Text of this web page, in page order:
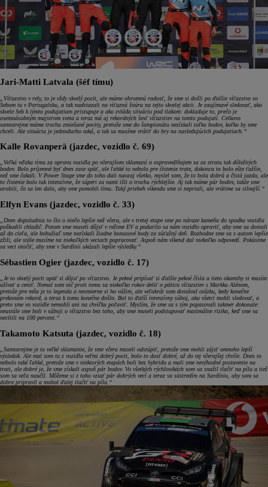
Jari-Matti Latvala (šéf tímu)
„Víťazstvo v rely, to je vždy skvelý pocit, ale máme ohromnú radosť, že sme si došli po ďalšie víťazstvo so
Sebom tu v Portugalsku, a tak nadviazali na víťaznú šnúru na tejto skvelej akcii. Je zaujímavé sledovať, ako
skvele Seb k týmto podujatiam pristupuje a ako zvláda situáciu pod tlakom: dokladuje to, prečo je
osemnásobným majstrom sveta a teraz má aj rekordných šesť víťazstiev na tomto podujatí. Celkovo
samozrejme máme trochu zmiešané pocity, pretože sme do šampionátu nezískali toľko bodov, koľko by sme
chceli. Ale situácia je jednoducho taká, a tak sa musíme vrátiť do hry na nasledujúcich podujatiach.“
Kalle Rovanperä (jazdec, vozidlo č. 69)
„Veľká vďaka tímu za opravu vozidla po včerajšom sklamaní a ospravedlňujem sa za stratu tak dôležitých
bodov. Bolo príjemné byť dnes zase späť, ale ľahké to nebolo pre čistenie trate, dokonca to bolo ešte ťažšie,
než sme čakali. V Power Stage sme do toho dali naozaj všetko, myslel som, že to bola dobrá a čistá jazda, ale
to čistenie bolo tak intenzívne, že súperi za nami išli o trochu rýchlejšie. Aj tak máme pár bodov, takže sme
urobili, čo sa len dalo, aby sme pomohli tímu. Taký priebeh víkendu sme si nepriali, ale vrátime sa silnejší.“
Elfyn Evans (jazdec, vozidlo č. 33)
„Dnes dopoludnia to šlo o niečo lepšie než včera, ale v tretej etape sme po náraze kameňa do spodku vozidla
poškodili chladič. Potom sme museli dôjsť v režime EV a podarilo sa nám vozidlo opraviť, aby sme sa dostali
až do cieľa, ale bohužiaľ sme nezískali žiadne bonusové body za súťažný deň. Rozhodne sme sa s autom lepšie
zžili, ale stále musíme na niekoľkých veciach popracovať. Aspoň nám víkend dal niekoľko odpovedí. Pokúsime
sa veci otočiť, aby sme v Sardínii ukázali lepšie výsledky.“
Sébastien Ogier (jazdec, vozidlo č. 17)
„Je to skvelý pocit opäť si dôjsť po víťazstvo. Je pekné pripísať si ďalšie pekné čísla a tieto okamihy si musím
užívať a ceniť. Nemal som nič proti tomu sa niekoľko rokov deliť o päticu víťazstiev s Markku Alénom,
pretože pre mňa je to legenda a nesmierne si ho vážim, ale veľakrát som dostával otázku, kedy konečne
prekonám rekord, a teraz k tomu konečne došlo. Bol to ďalší intenzívny súboj, ako všetci mohli sledovať, a
preto sme vo vozidle nemohli ani na chvíľku poľaviť. Myslím, že sme sa s tým popasovali takmer dokonale:
neustále sme boli v súboji o víťazstvo bez toho, aby sme museli podstupovať maximálne riziko, keď sme sa
necítili na 100 percent.“
Takamoto Katsuta (jazdec, vozidlo č. 18)
„Samozrejme je to veľké sklamanie, že sme včera museli odstúpiť, pretože sme mohli zájsť omnoho lepší
výsledok. Ale mal som tu z vozidla veľmi dobrý pocit, bolo to dosť dobré, až do tej včerajšej chvíle. Dnes to
nebolo také ľahké, pretože sme v niektorých etapách boli bez hybridu a mali sme nevýhodné postavenie na
trati, ale dobré je, že sme získali aspoň pár bodov. Vo všetkých rýchlostkách som sa snažil tlačiť na pílu a tiež
som sa veľa naučil. Môžeme si z toho vziať pár dobrých vecí a teraz sa sústredím na Sardíniu, aby som sa
dobre pripravil a mohol ďalej tlačiť na pílu.“